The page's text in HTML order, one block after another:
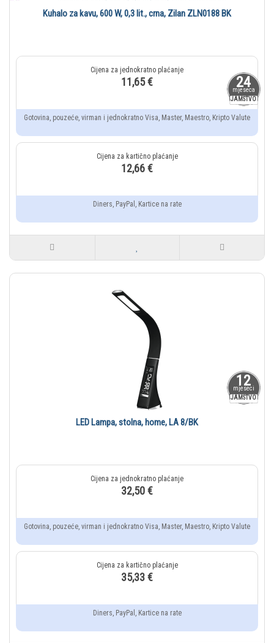
24
mjeseca
JAMSTVO
Kuhalo za kavu, 600 W, 0,3 lit., crna, Zilan ZLN0188 BK
11,65 €
Gotovina, pouzeće, virman i jednokratno Visa, Master, Maestro, Kripto Valute
12,66 €
Diners, PayPal, Kartice na rate
12
mjeseci
JAMSTVO
LED Lampa, stolna, home, LA 8/BK
32,50 €
Gotovina, pouzeće, virman i jednokratno Visa, Master, Maestro, Kripto Valute
35,33 €
Diners, PayPal, Kartice na rate